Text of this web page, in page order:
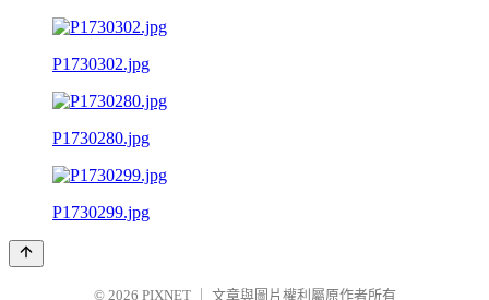
P1730302.jpg
P1730280.jpg
P1730299.jpg
© 2026 PIXNET 文章與圖片權利屬原作者所有